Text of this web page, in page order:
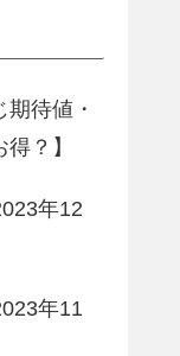
期待値・
？】
年12
年11